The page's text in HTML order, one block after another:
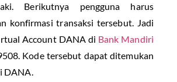
Berikutnya pengguna harus
konfirmasi transaksi tersebut. Jadi
Account DANA di Bank Mandiri
Kode tersebut dapat ditemukan
DANA.